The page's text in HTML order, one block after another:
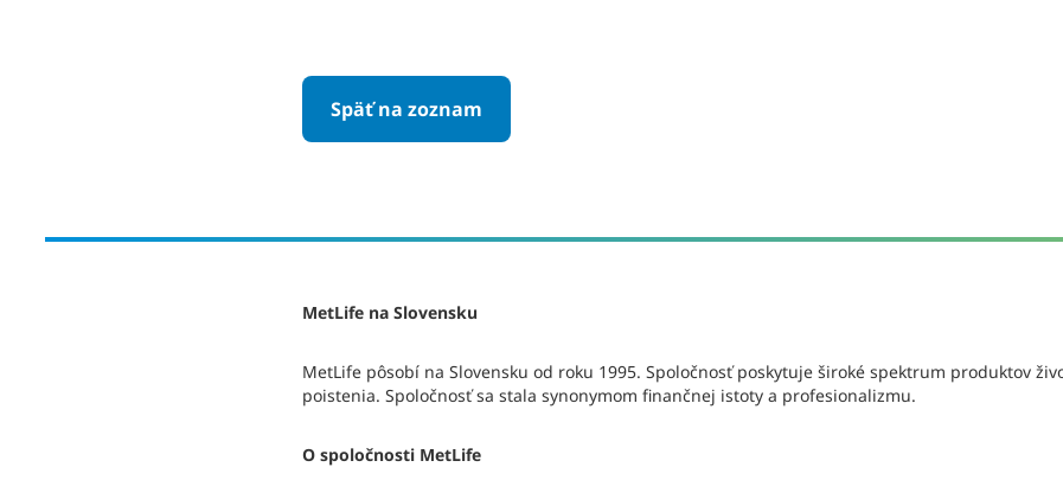
Späť na zoznam
MetLife na Slovensku
MetLife pôsobí na Slovensku od roku 1995. Spoločnosť poskytuje široké spektrum produktov
poistenia. Spoločnosť sa stala synonymom finančnej istoty a profesionalizmu.
O spoločnosti MetLife